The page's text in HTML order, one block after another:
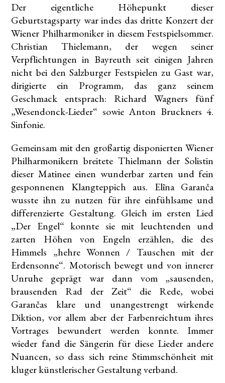
Der eigentliche Höhepunkt dieser
Geburtstagsparty war indes das dritte Konzert der
Wiener Philharmoniker in diesem Festspielsommer.
Christian Thielemann, der wegen seiner
Verpflichtungen in Bayreuth seit einigen Jahren
nicht bei den Salzburger Festspielen zu Gast war,
dirigierte ein Programm, das ganz seinem
Geschmack entsprach: Richard Wagners fünf
„Wesendonck-Lieder“ sowie Anton Bruckners 4.
Sinfonie.
Gemeinsam mit den großartig disponierten Wiener
Philharmonikern breitete Thielmann der Solistin
dieser Matinee einen wunderbar zarten und fein
gesponnenen Klangteppich aus. Elīna Garanča
wusste ihn zu nutzen für ihre einfühlsame und
differenzierte Gestaltung. Gleich im ersten Lied
„Der Engel“ konnte sie mit leuchtenden und
zarten Höhen von Engeln erzählen, die des
Himmels „hehre Wonnen / Tauschen mit der
Erdensonne“. Motorisch bewegt und von innerer
Unruhe geprägt war dann vom „sausenden,
brausenden Rad der Zeit“ die Rede, wobei
Garančas klare und unangestrengt wirkende
Diktion, vor allem aber der Farbenreichtum ihres
Vortrages bewundert werden konnte. Immer
wieder fand die Sängerin für diese Lieder andere
Nuancen, so dass sich reine Stimmschönheit mit
kluger künstlerischer Gestaltung verband.